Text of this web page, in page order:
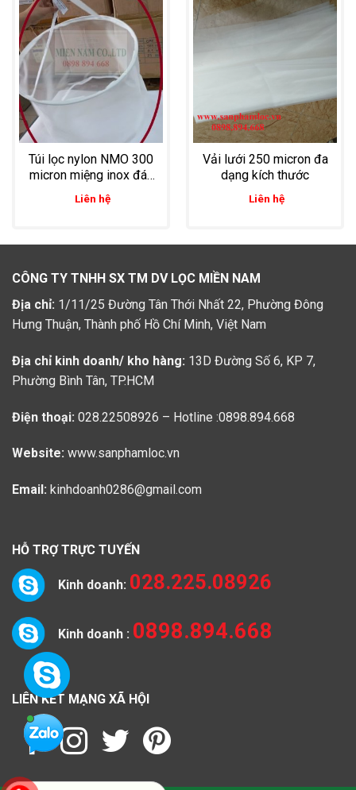
Túi lọc nylon NMO 300
micron miệng inox đáy
Liên hệ
Vải lưới 250 micron đa
dạng kích thước
Liên hệ
CÔNG TY TNHH SX TM DV LỌC MIỀN NAM
Địa chỉ: 1/11/25 Đường Tân Thới Nhất 22, Phường Đông
Hưng Thuận, Thành phố Hồ Chí Minh, Việt Nam
Địa chỉ kinh doanh/ kho hàng: 13D Đường Số 6, KP 7,
Phường Bình Tân, TP.HCM
Điện thoại: 028.22508926 – Hotline :0898.894.668
Website: www.sanphamloc.vn
Email: kinhdoanh0286@gmail.com
HỖ TRỢ TRỰC TUYẾN
Kinh doanh: 028.225.08926
Kinh doanh : 0898.894.668
LIÊN KẾT MẠNG XÃ HỘI